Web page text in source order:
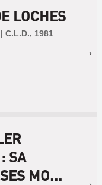
LOCHES
C.L.D., 1981
SA
MO...